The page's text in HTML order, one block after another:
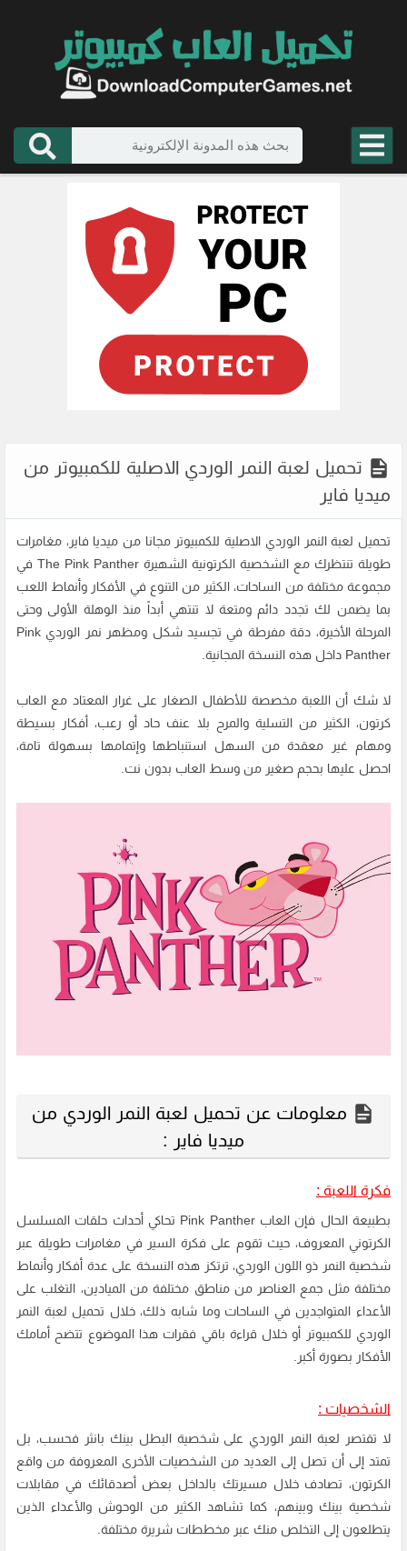
تحميل لعبة النمر الوردي الاصلية للكمبيوتر من
ميديا فاير
تحميل لعبة النمر الوردي الاصلية للكمبيوتر مجانا من ميديا فاير، مغامرات
طويلة تنتظرك مع الشخصية الكرتونية الشهيرة The Pink Panther في
مجموعة مختلفة من الساحات، الكثير من التنوع في الأفكار وأنماط اللعب
بما يضمن لك تجدد دائم ومتعة لا تنتهي أبداً منذ الوهلة الأولى وحتى
المرحلة الأخيرة، دقة مفرطة في تجسيد شكل ومظهر نمر الوردي Pink
Panther داخل هذه النسخة المجانية.
لا شك أن اللعبة مخصصة للأطفال الصغار على غرار المعتاد مع العاب
كرتون، الكثير من التسلية والمرح بلا عنف حاد أو رعب، أفكار بسيطة
ومهام غير معقدة من السهل استنباطها وإتمامها بسهولة تامة،
احصل عليها بحجم صغير من وسط العاب بدون نت.
معلومات عن تحميل لعبة النمر الوردي من
ميديا فاير :
فكرة اللعبة :
بطبيعة الحال فإن العاب Pink Panther تحاكي أحداث حلقات المسلسل
الكرتوني المعروف، حيث تقوم على فكرة السير في مغامرات طويلة عبر
شخصية النمر ذو اللون الوردي، ترتكز هذه النسخة على عدة أفكار وأنماط
مختلفة مثل جمع العناصر من مناطق مختلفة من الميادين، التغلب على
الأعداء المتواجدين في الساحات وما شابه ذلك، خلال تحميل لعبة النمر
الوردي للكمبيوتر أو خلال قراءة باقي فقرات هذا الموضوع تتضح أمامك
الأفكار بصورة أكبر.
الشخصيات :
لا تقتصر لعبة النمر الوردي على شخصية البطل بينك بانثر فحسب، بل
تمتد إلى أن تصل إلى العديد من الشخصيات الأخرى المعروفة من واقع
الكرتون، تصادف خلال مسيرتك بالداخل بعض أصدقائك في مقابلات
شخصية بينك وبينهم، كما تشاهد الكثير من الوحوش والأعداء الذين
يتطلعون إلى التخلص منك عبر مخططات شريرة مختلفة.